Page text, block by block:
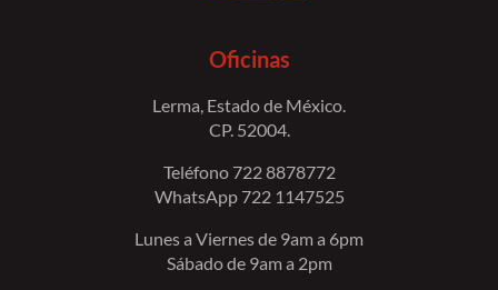
Oficinas
Lerma, Estado de México.
CP. 52004.
Teléfono 722 8878772
WhatsApp 722 1147525
Lunes a Viernes de 9am a 6pm
Sábado de 9am a 2pm